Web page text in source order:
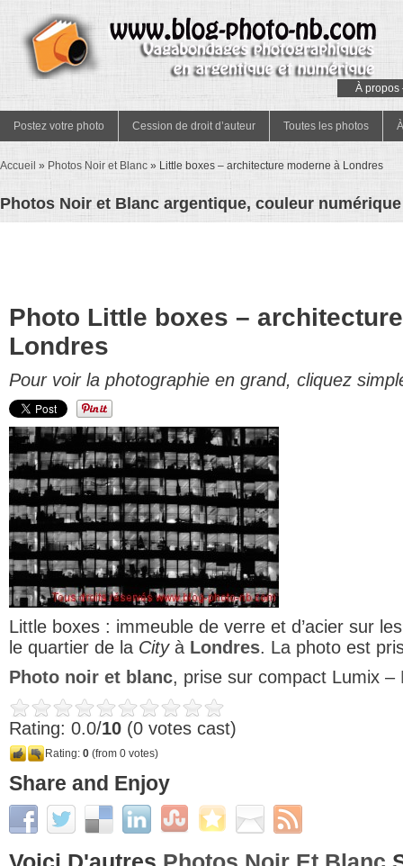
À propos
Postez votre photo Cession de droit d’auteur Toutes les photos
Accueil » Photos Noir et Blanc » Little boxes – architecture moderne à Londres
Photos Noir et Blanc argentique, couleur
Photo Little boxes –
Londres
Pour voir la photographie en grand, cliquez
Little boxes : immeuble de verre et d’acier sur
le quartier de la Cityà Londres. La photo est
Photo noir et blanc, prise sur compact Lumix –
Rating: 0.0/10 (0 votes cast)
Rating: 0 (from 0 votes)
Share and Enjoy